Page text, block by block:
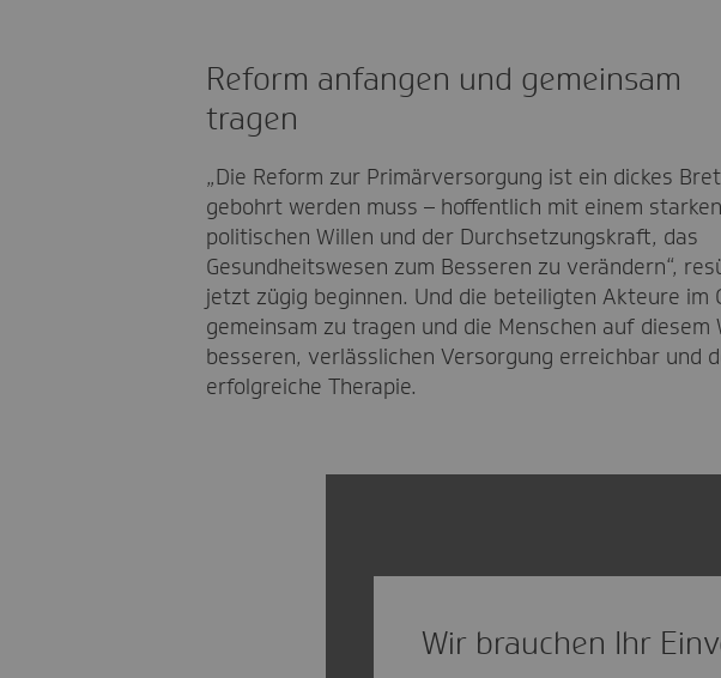
Reform anfangen und gemeinsam
tragen
„Die Reform zur Primärversorgung ist ein dickes
gebohrt werden muss – hoffentlich mit einem starken
politischen Willen und der Durchsetzungskraft, das
Gesundheitswesen zum Besseren zu verändern“,
jetzt zügig beginnen. Und die beteiligten Akteure
gemeinsam zu tragen und die Menschen auf
besseren, verlässlichen Versorgung erreichbar und
erfolgreiche Therapie.
Wir brauchen Ihr